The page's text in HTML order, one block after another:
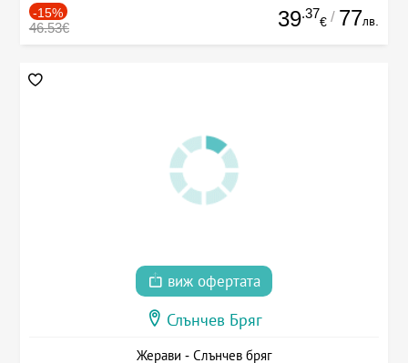
-15%
46.53€ 39.37
€ / 77лв.
виж офертата
Слънчев Бряг
Жерави - Слънчев бряг